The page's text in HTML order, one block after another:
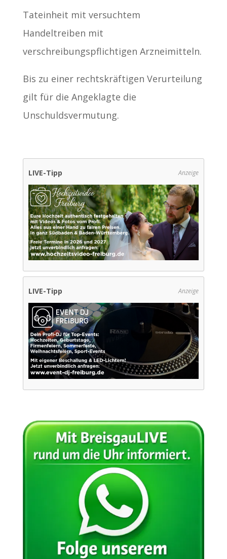
Tateinheit mit versuchtem
Handeltreiben mit
verschreibungspflichtigen Arzneimitteln.
Bis zu einer rechtskräftigen Verurteilung
gilt für die Angeklagte die
Unschuldsvermutung.
LIVE-Tipp Anzeige
LIVE-Tipp Anzeige